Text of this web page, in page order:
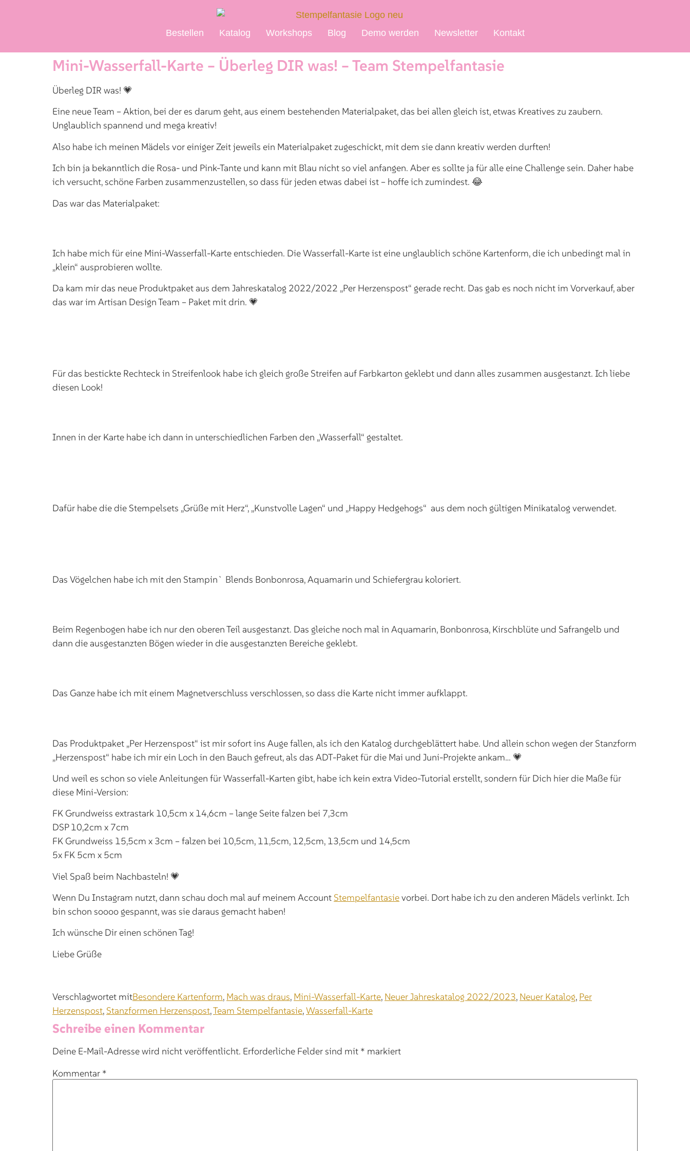
Bestellen Katalog Workshops Blog Demo werden Newsletter Kontakt
Mini-Wasserfall-Karte – Überleg DIR was! – Team Stempelfantasie
Überleg DIR was! 💗
Eine neue Team – Aktion, bei der es darum geht, aus einem bestehenden Materialpaket, das bei allen gleich ist, etwas Kreatives zu zaubern.
Unglaublich spannend und mega kreativ!
Also habe ich meinen Mädels vor einiger Zeit jeweils ein Materialpaket zugeschickt, mit dem sie dann kreativ werden durften!
Ich bin ja bekanntlich die Rosa- und Pink-Tante und kann mit Blau nicht so viel anfangen. Aber es sollte ja für alle eine Challenge sein. Daher habe
ich versucht, schöne Farben zusammenzustellen, so dass für jeden etwas dabei ist – hoffe ich zumindest. 😂
Das war das Materialpaket:
Ich habe mich für eine Mini-Wasserfall-Karte entschieden. Die Wasserfall-Karte ist eine unglaublich schöne Kartenform, die ich unbedingt mal in
„klein“ ausprobieren wollte.
Da kam mir das neue Produktpaket aus dem Jahreskatalog 2022/2022 „Per Herzenspost“ gerade recht. Das gab es noch nicht im Vorverkauf, aber
das war im Artisan Design Team – Paket mit drin. 💗
Für das bestickte Rechteck in Streifenlook habe ich gleich große Streifen auf Farbkarton geklebt und dann alles zusammen ausgestanzt. Ich liebe
diesen Look!
Innen in der Karte habe ich dann in unterschiedlichen Farben den „Wasserfall“ gestaltet.
Dafür habe die die Stempelsets „Grüße mit Herz“, „Kunstvolle Lagen“ und „Happy Hedgehogs“ aus dem noch gültigen Minikatalog verwendet.
Das Vögelchen habe ich mit den Stampin` Blends Bonbonrosa, Aquamarin und Schiefergrau koloriert.
Beim Regenbogen habe ich nur den oberen Teil ausgestanzt. Das gleiche noch mal in Aquamarin, Bonbonrosa, Kirschblüte und Safrangelb und
dann die ausgestanzten Bögen wieder in die ausgestanzten Bereiche geklebt.
Das Ganze habe ich mit einem Magnetverschluss verschlossen, so dass die Karte nicht immer aufklappt.
Das Produktpaket „Per Herzenspost“ ist mir sofort ins Auge fallen, als ich den Katalog durchgeblättert habe. Und allein schon wegen der Stanzform
„Herzenspost“ habe ich mir ein Loch in den Bauch gefreut, als das ADT-Paket für die Mai und Juni-Projekte ankam… 💗
Und weil es schon so viele Anleitungen für Wasserfall-Karten gibt, habe ich kein extra Video-Tutorial erstellt, sondern für Dich hier die Maße für
diese Mini-Version:
FK Grundweiss extrastark 10,5cm x 14,6cm – lange Seite falzen bei 7,3cm
DSP 10,2cm x 7cm
FK Grundweiss 15,5cm x 3cm – falzen bei 10,5cm, 11,5cm, 12,5cm, 13,5cm und 14,5cm
5x FK 5cm x 5cm
Viel Spaß beim Nachbasteln! 💗
Wenn Du Instagram nutzt, dann schau doch mal auf meinem Account Stempelfantasievorbei. Dort habe ich zu den anderen Mädels verlinkt. Ich
bin schon soooo gespannt, was sie daraus gemacht haben!
Ich wünsche Dir einen schönen Tag!
Liebe Grüße
Verschlagwortet mitBesondere Kartenform, Mach was draus, Mini-Wasserfall-Karte, Neuer Jahreskatalog 2022/2023, Neuer Katalog, Per
Herzenspost, Stanzformen Herzenspost,Team Stempelfantasie,Wasserfall-Karte
Schreibe einen Kommentar
Deine E-Mail-Adresse wird nicht veröffentlicht. Erforderliche Felder sind mit * markiert
Kommentar *